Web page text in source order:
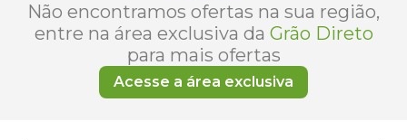
Não encontramos ofertas na sua região,
entre na área exclusiva da Grão Direto
para mais ofertas
Acesse a área exclusiva